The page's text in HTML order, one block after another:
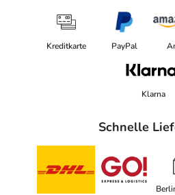
Kreditkarte PayPal
Klarna
Schnelle